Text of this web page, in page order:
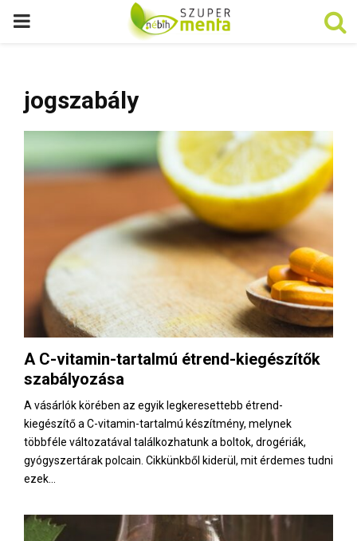
P
M
M
E
N
U
jogszabály
A C-vitamin-tartalmú étrend-kiegészítők
szabályozása
A vásárlók körében az egyik legkeresettebb étrend-
kiegészítő a C-vitamin-tartalmú készítmény, melynek
többféle változatával találkozhatunk a boltok, drogériák,
gyógyszertárak polcain. Cikkünkből kiderül, mit érdemes tudni
ezek...